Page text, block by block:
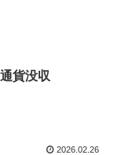
貨没収
2026.02.26